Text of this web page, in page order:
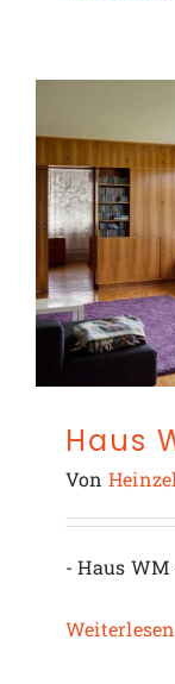
Haus
Von
- Haus WM
Weiterlesen